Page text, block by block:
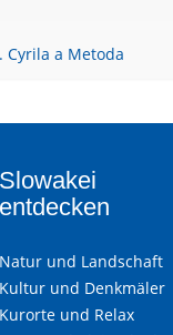
Cyrila a Metoda
Slowakei
entdecken
Natur und Landschaft
Kultur und Denkmäler
Kurorte und Relax